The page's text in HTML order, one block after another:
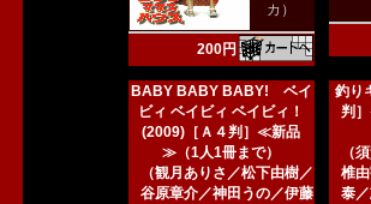
カ）
200円
BABY BABY BABY! ベイ
ビィ ベイビィ ベイビィ！
(2009)［Ａ４判］≪新品
≫（1人1冊まで）
（観月ありさ／松下由樹／
谷原章介／神田うの／伊藤
釣り
判
（
椎
泰